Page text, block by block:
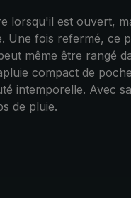
lorsqu'il est ouvert,
fois refermé, ce
même être rangé
compact de
intemporelle. Avec
de pluie.